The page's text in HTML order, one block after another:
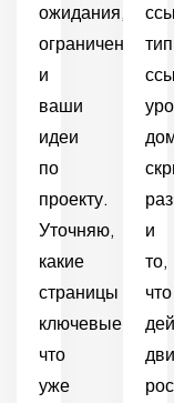
ожидания,
ограничения
и
ваши
идеи
по
проекту.
Уточняю,
какие
страницы
ключевые,
что
уже
и
то,
что